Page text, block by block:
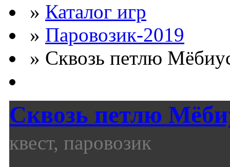
» Каталог игр
» Паровозик-2019
» Сквозь петлю
Сквозь петлю
квест, паровозик